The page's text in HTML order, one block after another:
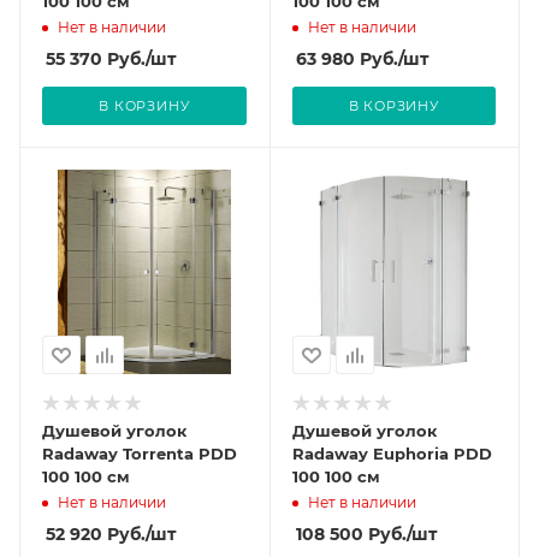
Нет в наличии
55 370 Руб./шт
В КОРЗИНУ
Нет в наличии
63 980 Руб./шт
В КОРЗИНУ
Душевой уголок
Radaway Torrenta PDD
100 100 см
Нет в наличии
52 920 Руб./шт
Душевой уголок
Radaway Euphoria PDD
100 100 см
Нет в наличии
108 500 Руб./шт